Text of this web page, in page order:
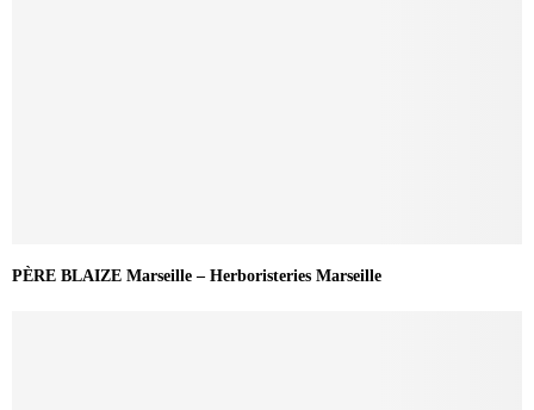
PÈRE BLAIZE Marseille – Herboristeries Marseille